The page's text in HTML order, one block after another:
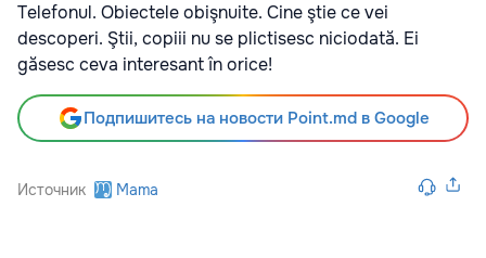
Telefonul. Obiectele obişnuite. Cine ştie ce vei
descoperi. Ştii, copiii nu se plictisesc niciodată. Ei
găsesc ceva interesant în orice!
Подпишитесь на новости Point.md в Google
Источник Mama